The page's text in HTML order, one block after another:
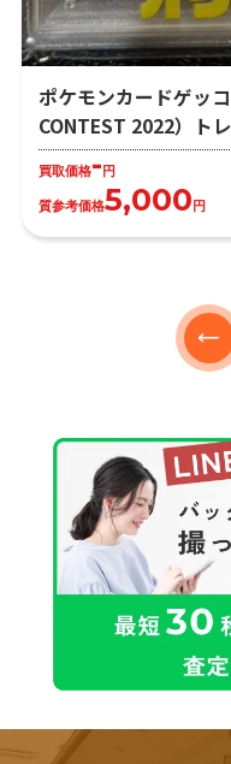
ポケモンカードゲッ
CONTEST 2022）ト
買取価格- 円
質参考価格5,000 円